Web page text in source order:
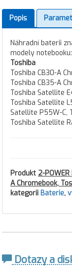
Popis
Náhradní baterii
modely notebooku:
Toshiba
Toshiba CB30-A
Toshiba CB35-A
Toshiba Satellite
Toshiba Satellite
Satellite P55W-C,
Toshiba Satellite
Produkt 2-
A Chromebook,
kategorii Baterie,
Dotazy a